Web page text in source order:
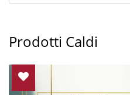
Prodotti Caldi